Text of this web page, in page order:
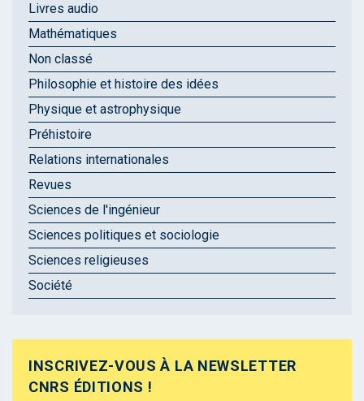
Livres audio
Mathématiques
Non classé
Philosophie et histoire des idées
Physique et astrophysique
Préhistoire
Relations internationales
Revues
Sciences de l'ingénieur
Sciences politiques et sociologie
Sciences religieuses
Société
INSCRIVEZ-VOUS À LA NEWSLETTER
CNRS ÉDITIONS !